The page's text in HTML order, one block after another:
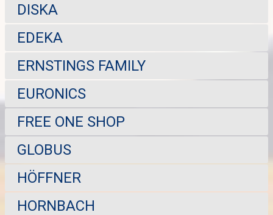
DISKA
EDEKA
ERNSTINGS FAMILY
EURONICS
FREE ONE SHOP
GLOBUS
HÖFFNER
HORNBACH